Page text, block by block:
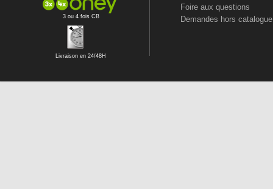
3 ou 4 fois CB
Livraison en 24/48H
Foire aux questions
Demandes hors catalogue